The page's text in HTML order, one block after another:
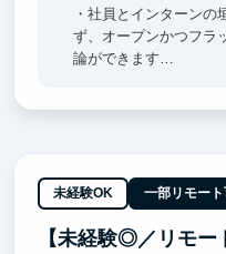
・社員とインターンの
ず、オープンかつフラ
論ができます
未経験OK 一部リモー
【未経験◎／リモ